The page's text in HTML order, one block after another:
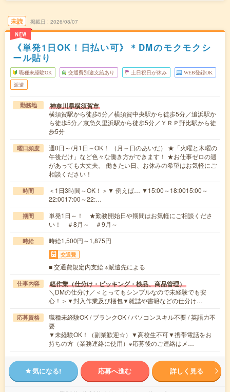
未読
NEW
掲載日 2026/08/07
《単発1日OK！日払い可》＊DMのモクモクシ
ール貼り
職種未経験OK 交通費別途支給あり 土日祝日が休み WEB登録OK
派遣
勤務地 神奈川県横須賀市
横須賀駅から徒歩5分／横須賀中央駅から徒歩5分／追浜駅か
ら徒歩5分／京急久里浜駅から徒歩5分／ＹＲＰ野比駅から徒
歩5分
曜日頻度
週0日～/月1日～OK！ （月～日のあいだ） ★「火曜と木曜の
午後だけ」など色々な働き方ができます！ ★お仕事ゼロの週
があっても大丈夫。 働きたい日、お休みの希望はお気軽にご
相談ください！
時間
＜1日3時間～OK！＞▼ 例えば… ▼15:00～18:0015:00～
22:0017:00～22:…
期間
単発1日～！ ★勤務開始日や期間はお気軽にご相談くださ
い！ ＃8月～ ＃9月～
時給 時給1,500円～1,875円
交通費
■ 交通費規定内支給 ※派遣先による
仕事内容 軽作業（仕分け・ピッキング・検品、商品管理）
＼DMの仕分け／＜とってもシンプルなので未経験でも安
心！＞▼封入作業及び梱包▼雑誌や書籍などの仕分け…
応募資格
職種未経験OK / ブランクOK / パソコンスキル不要 / 英語力不
要
▼未経験OK！（副業歓迎☆）▼高校生不可▼携帯電話をお
持ちの方（業務連絡に使用）※応募後のご連絡はメ…
気になる! 応募へ進む 詳しく見る